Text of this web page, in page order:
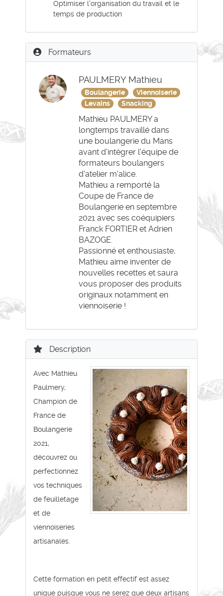
Optimiser l'organisation du travail et le
temps de production
Formateurs
PAULMERY Mathieu
Boulangerie
Viennoiserie
Levains
Snacking
Mathieu PAULMERY a
longtemps travaillé dans
une boulangerie du Mans
avant d'intégrer l'équipe de
formateurs boulangers
d'atelier m'alice.
Mathieu a remporté la
Coupe de France de
Boulangerie en septembre
2021 avec ses coéquipiers
Franck FORTIER et Adrien
BAZOGE.
Passionné et enthousiaste,
Mathieu aime inventer de
nouvelles recettes et saura
vous proposer des produits
originaux notamment en
viennoiserie !
Description
Avec Mathieu
Paulmery,
Champion de
France de
Boulangerie
2021,
découvrez ou
perfectionnez
vos techniques
de feuilletage
et de
viennoiseries
artisanales.
Cette formation en petit effectif est assez
unique puisque vous ne serez que deux artisans